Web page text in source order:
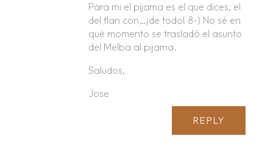
Para mi el pijama es el que dices, el
del flan con…¡de todo! 8-) No sé en
qué momento se trasladó el asunto
del Melba al pijama.
Saludos,
Jose
REPLY